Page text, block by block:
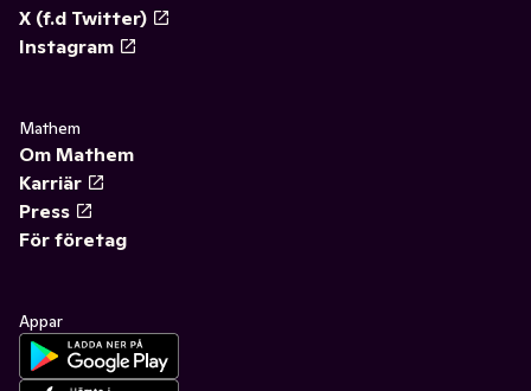
X (f.d Twitter)
Instagram
Mathem
Om Mathem
Karriär
Press
För företag
Appar